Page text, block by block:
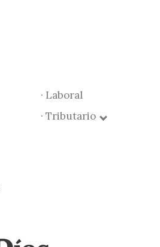
· Laboral
· Tributario